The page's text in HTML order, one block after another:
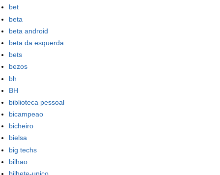
bet
beta
beta android
beta da esquerda
bets
bezos
bh
BH
biblioteca pessoal
bicampeao
bicheiro
bielsa
big techs
bilhao